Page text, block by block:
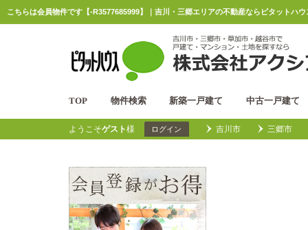
こちらは会員物件です【-R3577685999】｜吉川・三郷エリアの不動産ならピタットハ
TOP 物件検索 新築一戸建て 中古一戸建て
ようこそゲスト様 ログイン 吉川市 三郷市